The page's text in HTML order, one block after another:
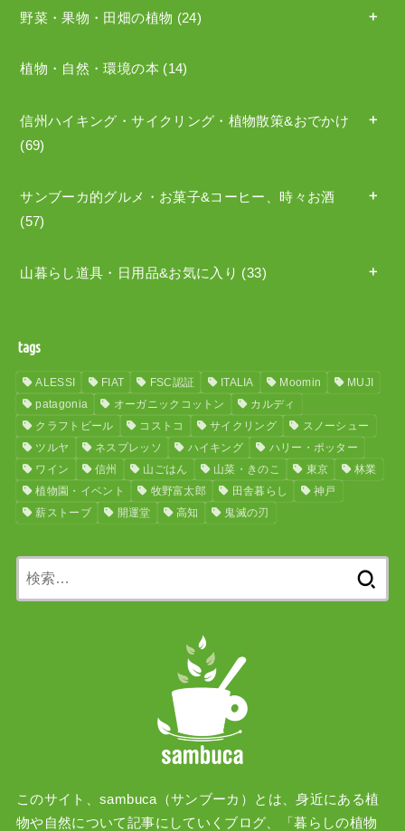
野菜・果物・田畑の植物 (24)
植物・自然・環境の本 (14)
信州ハイキング・サイクリング・植物散策&おでかけ
(69)
サンブーカ的グルメ・お菓子&コーヒー、時々お酒
(57)
山暮らし道具・日用品&お気に入り (33)
tags
ALESSI FIAT FSC認証 ITALIA Moomin
MUJI
patagonia
オーガニックコットン
カルディ
クラフトビール
コストコ サイクリング
スノーシュー
ツルヤ
ネスプレッソ ハイキング
ハリー・ポッター
ワイン
信州 山ごはん 山菜・きのこ 東京
林業
植物園・イベント
牧野富太郎 田舎暮らし
神戸
薪ストーブ
開運堂 高知 鬼滅の刃
このサイト、sambuca（サンブーカ）とは、身近にある植
物や自然について記事にしていくブログ、「暮らしの植物